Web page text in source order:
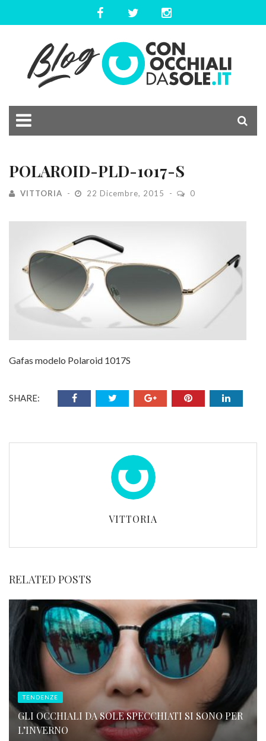
POLAROID-PLD-1017-S
VITTORIA 22 Dicembre, 2015 0
Gafas modelo Polaroid 1017S
SHARE:
VITTORIA
RELATED POSTS
TENDENZE
GLI OCCHIALI DA SOLE SPECCHIATI SI SONO PER
L’INVERNO